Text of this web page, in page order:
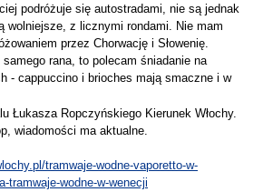
podróżuje się autostradami, nie są jednak
wolniejsze, z licznymi rondami. Nie mam
przez Chorwację i Słowenię.
rana, to polecam śniadanie na
- cappuccino i brioches mają smaczne i w
Łukasza Ropczyńskiego Kierunek Włochy.
wiadomości ma aktualne.
tramwaje-wodne-vaporetto-w-
tramwaje-wodne-w-wenecji